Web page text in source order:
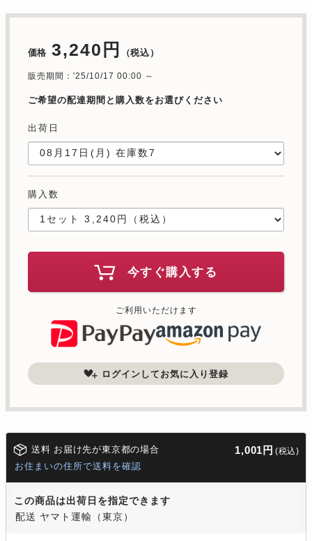
価格 3,240円 （税込）
販売期間：'25/10/17 00:00 ～
ご希望の配達期間と購入数をお選びください
出荷日
購入数
今すぐ購入する
ご利用いただけます
ログインしてお気に入り登録
送料 お届け先が東京都の場合 1,001円 (税込)
お住まいの住所で送料を確認
この商品は出荷日を指定できます
配送 ヤマト運輸（東京）